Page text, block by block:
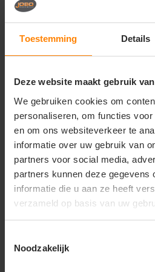
Toestemming Details
Deze website maakt gebruik
We gebruiken cookies om
personaliseren, om functies
en om ons websiteverkeer te
informatie over uw gebruik van
partners voor social media,
partners kunnen deze gegevens
informatie die u aan ze heeft
verzameld op basis van uw
Noodzakelijk
jas is vervaardigd uit
bestand zijn tegen wrijving en
intensief gebruik in een
Algemene bouw,
Logistieke dienstverlening
Groenvoorziening en
Professionals die een
parka zoeken voor diverse
Belangrijkste kenmerken
Collectie: Work & Weather
bescherming tegen de
standaarden